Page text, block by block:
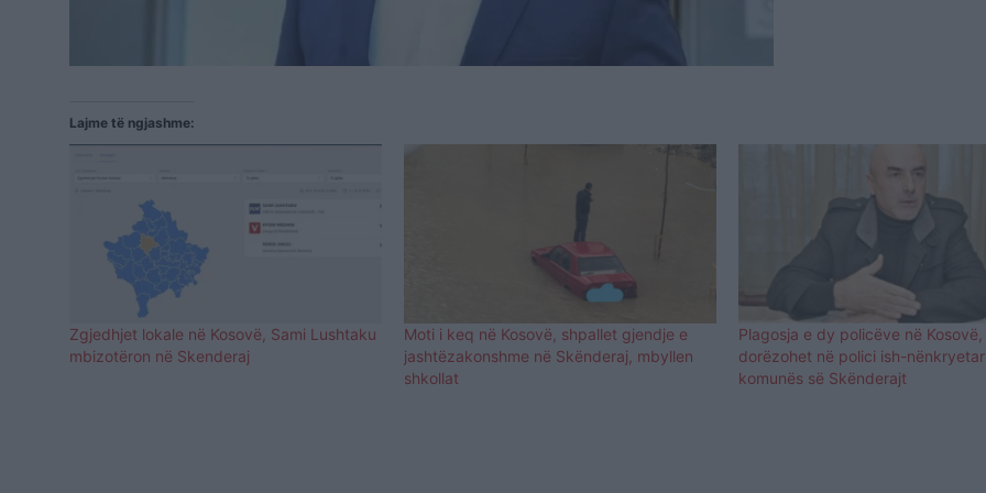
Lajme të ngjashme:
Zgjedhjet lokale në Kosovë, Sami Lushtaku
mbizotëron në Skenderaj
Moti i keq në Kosovë, shpallet gjendje e
jashtëzakonshme në Skënderaj, mbyllen
shkollat
Plagosja e dy policëve në Kosovë,
dorëzohet në polici ish-
komunës së Skënderajt